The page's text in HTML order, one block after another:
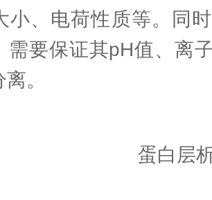
小、电荷性质等。同
需要保证其pH值、离
。